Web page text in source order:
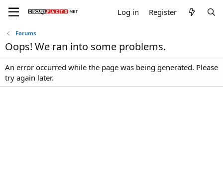
Log in Register
Forums
Oops! We ran into some problems.
An error occurred while the page was being generated. Please
try again later.